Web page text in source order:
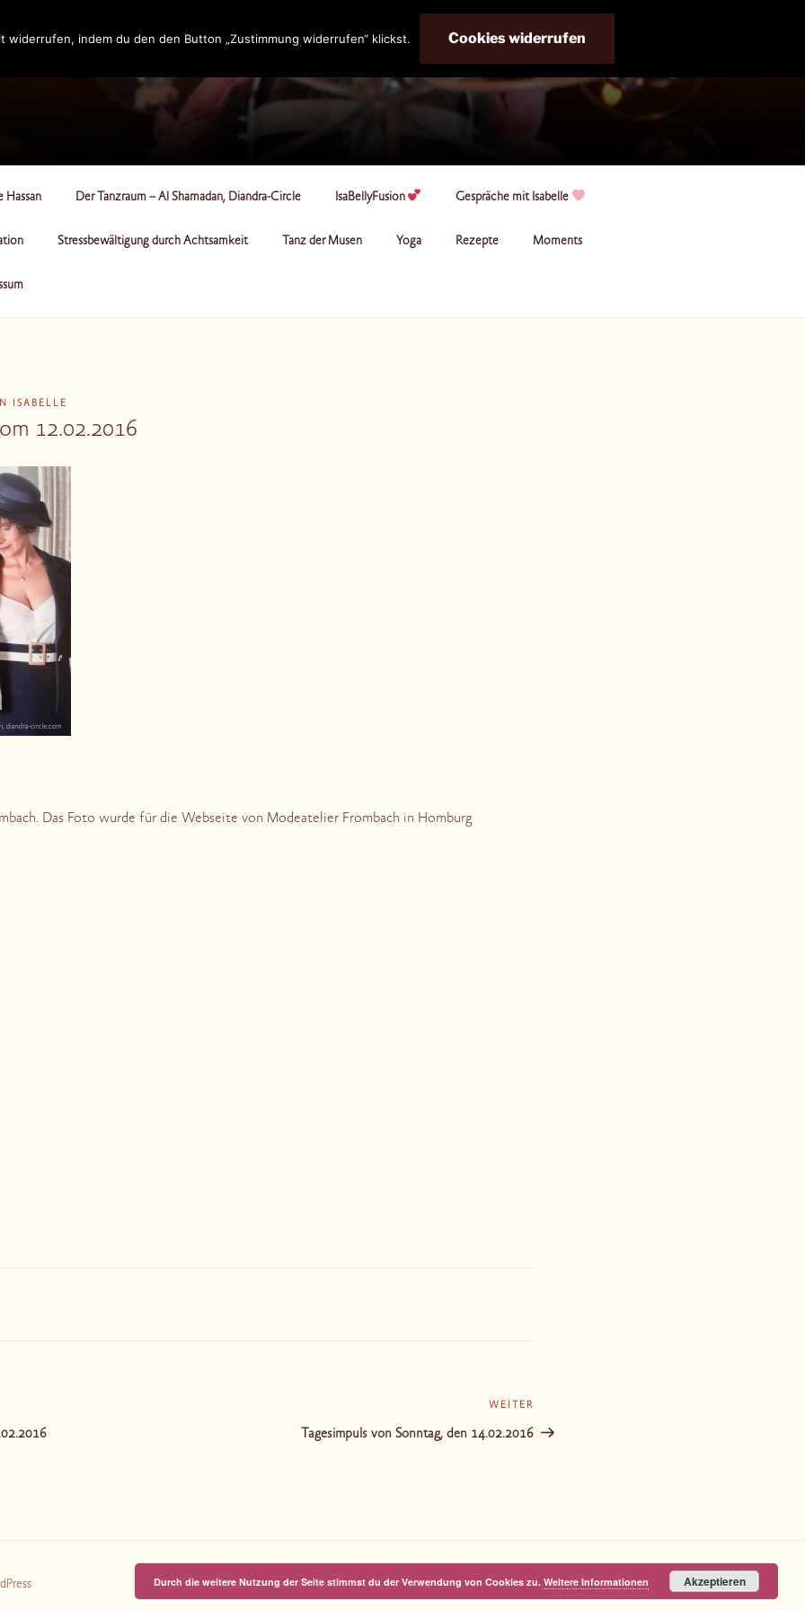
Hassan Der Tanzraum – Al Shamadan, Diandra-Circle IsaBellyFusion Gespräche mit Isabelle
Stressbewältigung durch Achtsamkeit Tanz der Musen Yoga Rezepte Moments
ISABELLE
12.02.2016
Das Foto wurde für die Webseite von Modeatelier Frombach in Homburg
Beitrag
WEITER
Tagesimpuls von Sonntag, den 14.02.2016
widerrufen, indem du den den Button „Zustimmung widerrufen“ klickst. Cookies widerrufen
Durch die weitere Nutzung der Seite stimmst du der Verwendung von Cookies zu. Weitere Informationen Akzeptieren